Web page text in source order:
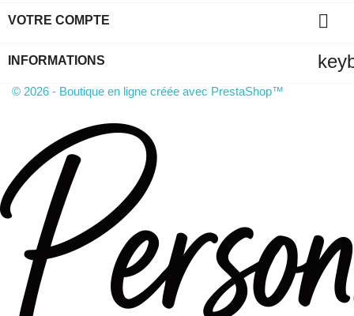
VOTRE COMPTE 
INFORMATIONS
© 2026 - Boutique en ligne créée avec PrestaShop™